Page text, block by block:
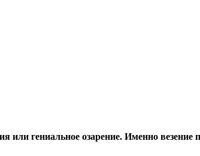
или гениальное озарение. Именно